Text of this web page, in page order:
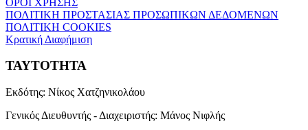
ΠΟΛΙΤΙΚΗ ΠΡΟΣΤΑΣΙΑΣ ΠΡΟΣΩΠΙΚΩΝ ΔΕΔΟΜΕΝΩΝ
ΠΟΛΙΤΙΚΗ COOKIES
Κρατική Διαφήμιση
ΤΑΥΤΟΤΗΤΑ
Εκδότης: Νίκος Χατζηνικολάου
Γενικός Διευθυντής - Διαχειριστής: Μάνος Νιφλής